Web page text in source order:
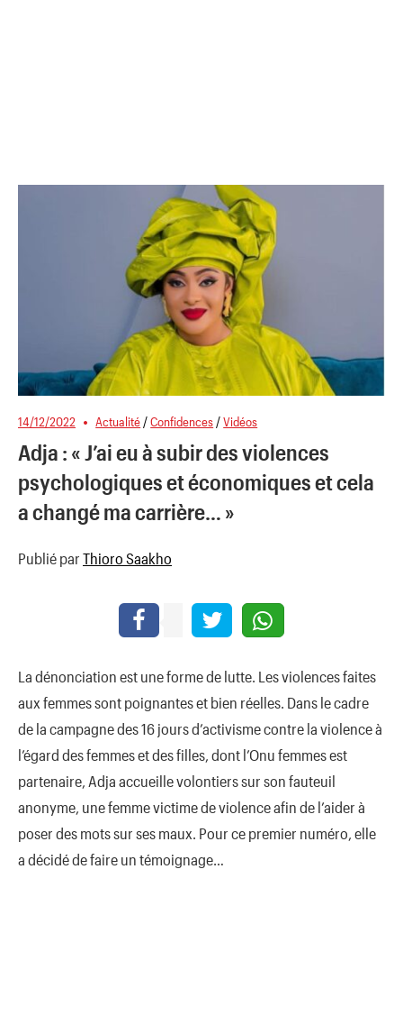
14/12/2022 Actualité /Confidences /Vidéos
Adja : « J’ai eu à subir des violences
psychologiques et économiques et cela
a changé ma carrière… »
Publié par Thioro Saakho
La dénonciation est une forme de lutte. Les violences faites
aux femmes sont poignantes et bien réelles. Dans le cadre
de la campagne des 16 jours d’activisme contre la violence à
l’égard des femmes et des filles, dont l’Onu femmes est
partenaire, Adja accueille volontiers sur son fauteuil
anonyme, une femme victime de violence afin de l’aider à
poser des mots sur ses maux. Pour ce premier numéro, elle
a décidé de faire un témoignage…